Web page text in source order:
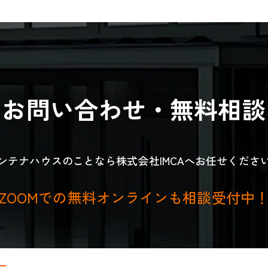
お問い合わせ・無料相談
テナハウスのことなら株式会社IMCAへお任せくださ
での無料オンラインも相談受付中